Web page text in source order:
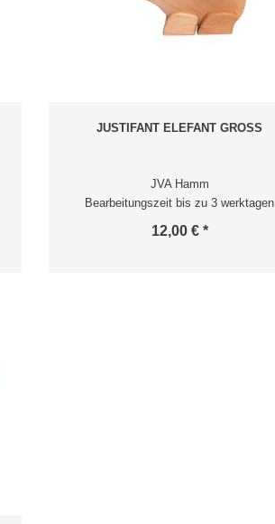
JUSTIFANT ELEFANT GROSS
JVA Hamm
Bearbeitungszeit bis zu 3 werktagen
12,00 € *